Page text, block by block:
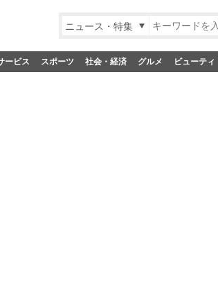
ニュース・特集
ービス スポーツ 社会・経済 グルメ ビューティ